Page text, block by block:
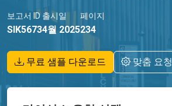
보고서 ID
SIK5673
출시일
4월 2025
페이지
234
무료 샘플 다운로드 맞춤 요청